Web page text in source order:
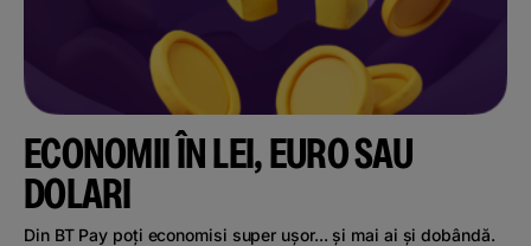
ECONOMII ÎN LEI, EURO SAU
DOLARI
Din BT Pay poți economisi super ușor... și mai ai și dobândă.